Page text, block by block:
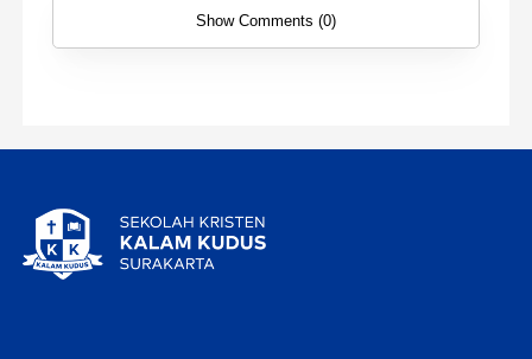
Show Comments (0)